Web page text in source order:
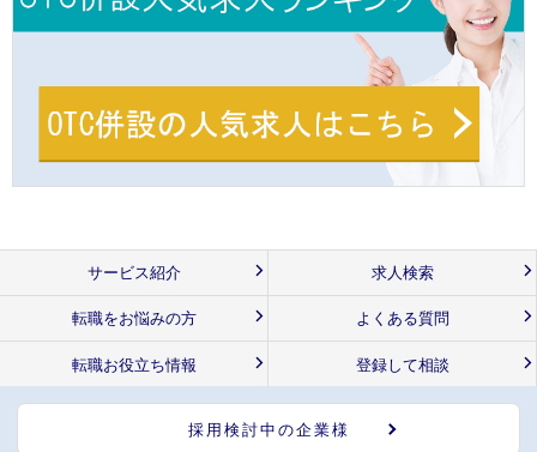
サービス紹介 求人検索
転職をお悩みの方 よくある質問
転職お役立ち情報 登録して相談
採用検討中の企業様